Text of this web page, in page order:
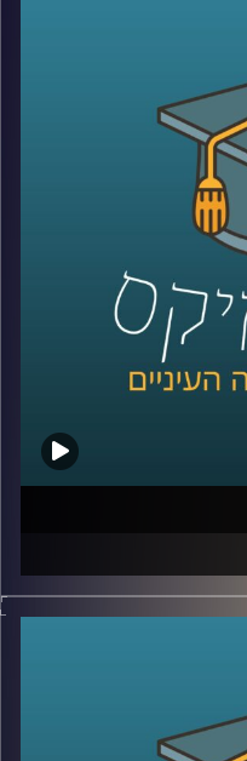
הם הגורמים
של האמריקאים
יותר ומתי
לפי פילוח של
מפלגתית
עלינו אמצעי
כדי לגדול
הרבים